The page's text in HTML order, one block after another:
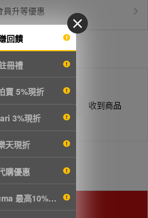
回饋
冊禮
賣 5%現折
3%現折
天現折
購優惠
最高10%現折
員升等優惠
收到商品